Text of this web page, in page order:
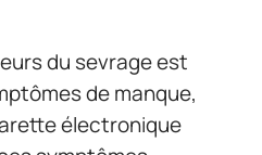
du sevrage est
de manque,
électronique